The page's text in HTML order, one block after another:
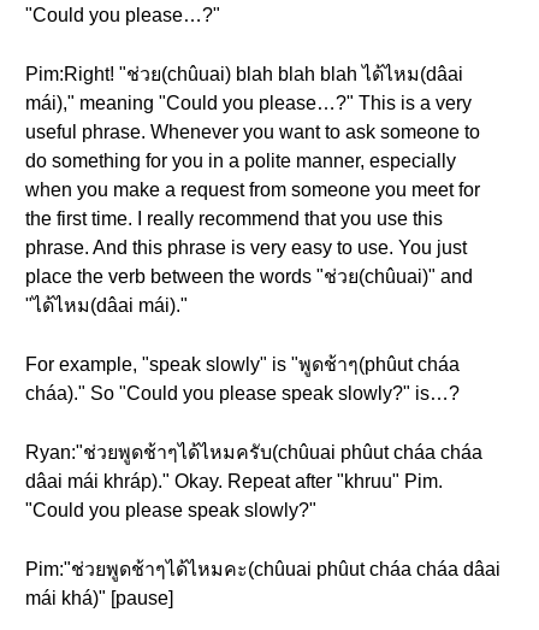
"Could you please…?"
Pim:Right! "ช่วย(chûuai) blah blah blah ได้ไหม(dâai
mái)," meaning "Could you please…?" This is a very
useful phrase. Whenever you want to ask someone to
do something for you in a polite manner, especially
when you make a request from someone you meet for
the first time. I really recommend that you use this
phrase. And this phrase is very easy to use. You just
place the verb between the words "ช่วย(chûuai)" and
"ได้ไหม(dâai mái)."
For example, "speak slowly" is "พูดช้าๆ(phûut cháa
cháa)." So "Could you please speak slowly?" is…?
Ryan:"ช่วยพูดช้าๆได้ไหมครับ(chûuai phûut cháa cháa
dâai mái khráp)." Okay. Repeat after "khruu" Pim.
"Could you please speak slowly?"
Pim:"ช่วยพูดช้าๆได้ไหมคะ(chûuai phûut cháa cháa dâai
mái khá)" [pause]